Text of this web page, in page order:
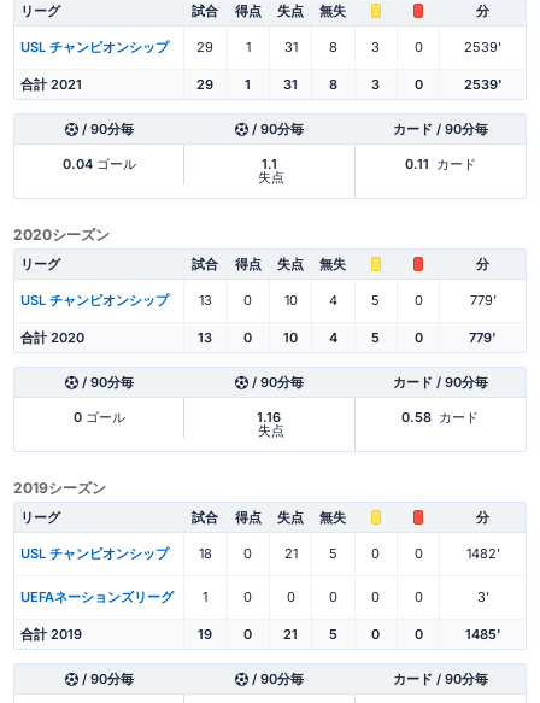
リーグ 試合 得点 失点 無失 分
USL チャンピオンシップ 29 1 31 8 3 0 2539'
合計 2021 29 1 31 8 3 0 2539'
/ 90分毎 / 90分毎 カード / 90分毎
0.04ゴール 1.1
失点
0.11 カード
2020シーズン
リーグ 試合 得点 失点 無失 分
USL チャンピオンシップ 13 0 10 4 5 0 779'
合計 2020 13 0 10 4 5 0 779'
/ 90分毎 / 90分毎 カード / 90分毎
0ゴール 1.16
失点
0.58 カード
2019シーズン
リーグ 試合 得点 失点 無失 分
USL チャンピオンシップ 18 0 21 5 0 0 1482'
UEFAネーションズリーグ 1 0 0 0 0 0 3'
合計 2019 19 0 21 5 0 0 1485'
/ 90分毎 / 90分毎 カード / 90分毎